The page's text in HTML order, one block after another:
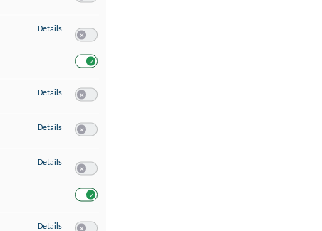
Details zu Verwendung reduzierter Daten zur Auswahl von Werbeanzeigen
Details zu Erstellung von Profilen für personalisierte Werbung
Details zu Verwendung von Profilen zur Auswahl personalisierter Werbung
Details zu Messung der Werbeleistung
Details zu Messung der Performance von Inhalten